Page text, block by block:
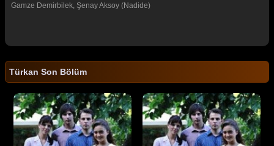
Gamze Demirbilek, Şenay Aksoy (Nadide)
Türkan Son Bölüm